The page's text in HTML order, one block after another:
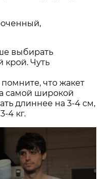
выбирать
крой. Чуть
что жакет
самой широкой
длиннее на 3-4 см,
4 кг.